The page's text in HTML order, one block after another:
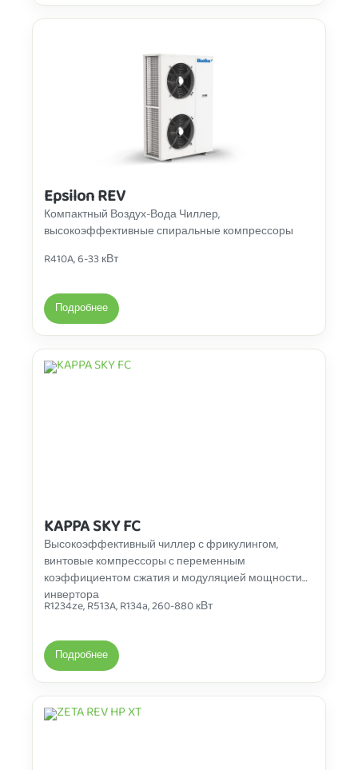
Epsilon REV
Компактный Воздух-Вода Чиллер,
высокоэффективные спиральные компрессоры
R410A, 6-33 кВт
Подробнее
KAPPA SKY FC
Высокоэффективный чиллер с фрикулингом,
винтовые компрессоры с переменным
коэффициентом сжатия и модуляцией мощности
инвертора
R1234ze, R513A, R134a, 260-880 кВт
Подробнее